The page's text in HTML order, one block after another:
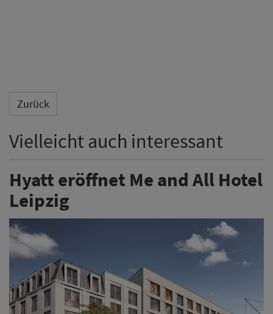
Zurück
Vielleicht auch interessant
Hyatt eröffnet Me and All Hotel
Leipzig